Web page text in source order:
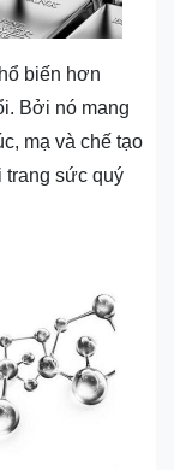
biến hơn
Bởi nó mang
mạ và chế tạo
trang sức quý